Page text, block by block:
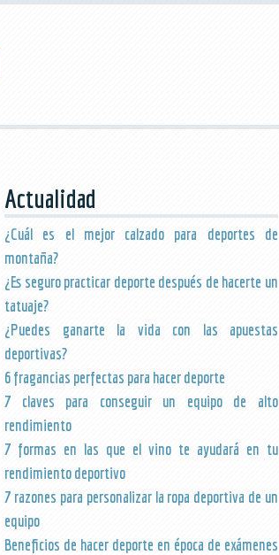
Actualidad
¿Cuál es el mejor calzado para deportes de
montaña?
¿Es seguro practicar deporte después de hacerte un
tatuaje?
¿Puedes ganarte la vida con las apuestas
deportivas?
6 fragancias perfectas para hacer deporte
7 claves para conseguir un equipo de alto
rendimiento
7 formas en las que el vino te ayudará en tu
rendimiento deportivo
7 razones para personalizar la ropa deportiva de un
equipo
Beneficios de hacer deporte en época de exámenes